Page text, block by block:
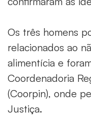
Os três homens
relacionados ao
alimentícia e
Coordenadoria
(Coorpin), onde
Justiça.